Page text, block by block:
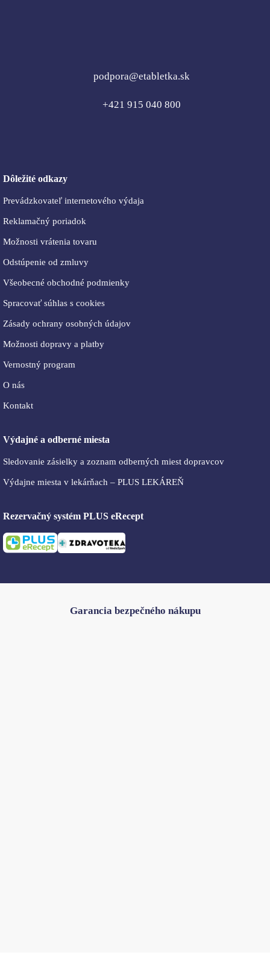
podpora@etabletka.sk
+421 915 040 800
Dôležité odkazy
Prevádzkovateľ internetového výdaja
Reklamačný poriadok
Možnosti vrátenia tovaru
Odstúpenie od zmluvy
Všeobecné obchodné podmienky
Spracovať súhlas s cookies
Zásady ochrany osobných údajov
Možnosti dopravy a platby
Vernostný program
O nás
Kontakt
Výdajné a odberné miesta
Sledovanie zásielky a zoznam odberných miest dopravcov
Výdajne miesta v lekárňach – PLUS LEKÁREŇ
Rezervačný systém PLUS eRecept
Garancia bezpečného nákupu